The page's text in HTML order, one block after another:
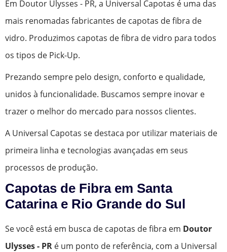
Em Doutor Ulysses - PR, a Universal Capotas é uma das
mais renomadas fabricantes de capotas de fibra de
vidro. Produzimos capotas de fibra de vidro para todos
os tipos de Pick-Up.
Prezando sempre pelo design, conforto e qualidade,
unidos à funcionalidade. Buscamos sempre inovar e
trazer o melhor do mercado para nossos clientes.
A Universal Capotas se destaca por utilizar materiais de
primeira linha e tecnologias avançadas em seus
processos de produção.
Capotas de Fibra em Santa
Catarina e Rio Grande do Sul
Se você está em busca de capotas de fibra em Doutor
Ulysses - PR é um ponto de referência, com a Universal